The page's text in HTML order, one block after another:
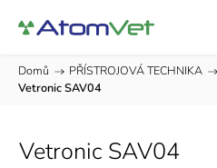
Domů / PŘÍSTROJOVÁ TECHNIKA /
Vetronic SAV04
Vetronic SAV04